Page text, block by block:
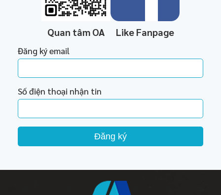
Quan tâm OA Like Fanpage
Đăng ký email
Số điện thoại nhận tin
Đăng ký